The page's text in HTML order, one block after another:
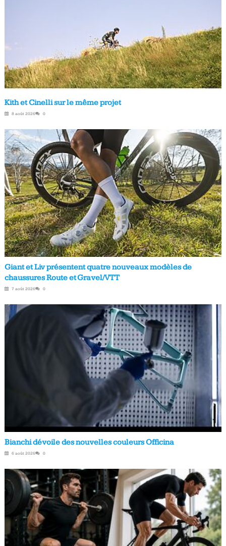
Kith et Cinelli sur le même projet
8 août 2026 0
Giant et Liv présentent quatre nouveaux modèles de
chaussures Route et Gravel/VTT
7 août 2026 0
Bianchi dévoile des nouvelles couleurs Officina
6 août 2026 0